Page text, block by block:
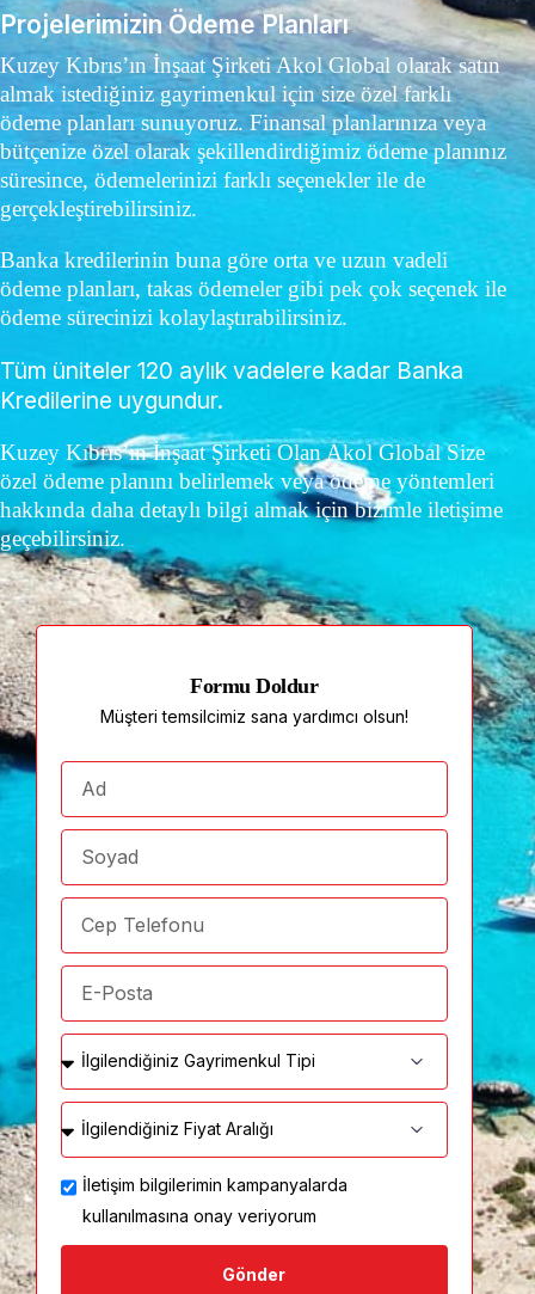
Projelerimizin Ödeme Planları
Kuzey Kıbrıs’ın İnşaat Şirketi Akol Global olarak satın
almak istediğiniz gayrimenkul için size özel farklı
ödeme planları sunuyoruz. Finansal planlarınıza veya
bütçenize özel olarak şekillendirdiğimiz ödeme planınız
süresince, ödemelerinizi farklı seçenekler ile de
gerçekleştirebilirsiniz.
Banka kredilerinin buna göre orta ve uzun vadeli
ödeme planları, takas ödemeler gibi pek çok seçenek ile
ödeme sürecinizi kolaylaştırabilirsiniz.
Tüm üniteler 120 aylık vadelere kadar Banka
Kredilerine uygundur.
Kuzey Kıbrıs’ın İnşaat Şirketi Olan Akol Global Size
özel ödeme planını belirlemek veya ödeme yöntemleri
hakkında daha detaylı bilgi almak için bizimle iletişime
geçebilirsiniz.
Formu Doldur
Müşteri temsilcimiz sana yardımcı olsun!
İletişim bilgilerimin kampanyalarda
kullanılmasına onay veriyorum
Gönder